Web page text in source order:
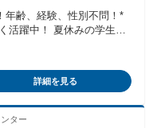
額：なし 全員に一律で支
勤だけだもどんどん昇
キルアップ
・高速道路手当：+3,000
年齢、経験、性別不問！*
活躍中！ 夏休みの学生や
、
トスタッフの経験があるな
り評価します。
詳細を見る
ター